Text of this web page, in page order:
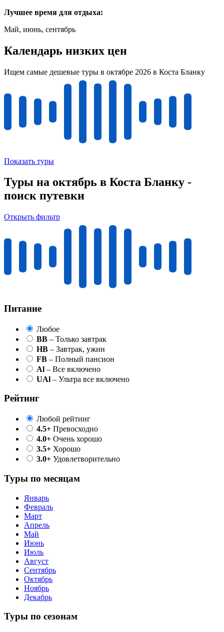
Лучшее время для отдыха:
Май, июнь, сентябрь
Календарь низких цен
Ищем самые дешевые туры в октябре 2026 в Коста Бланку
Показать туры
Туры на октябрь в Коста Бланку -
поиск путевки
Открыть фильтр
Питание
Любое
BB – Только завтрак
HB – Завтрак, ужин
FB – Полный пансион
Al – Все включено
UAl – Ультра все включено
Рейтинг
Любой рейтинг
4.5+ Превосходно
4.0+ Очень хорошо
3.5+ Хорошо
3.0+ Удовлетворительно
Туры по месяцам
Январь
Февраль
Март
Апрель
Май
Июнь
Июль
Август
Сентябрь
Октябрь
Ноябрь
Декабрь
Туры по сезонам